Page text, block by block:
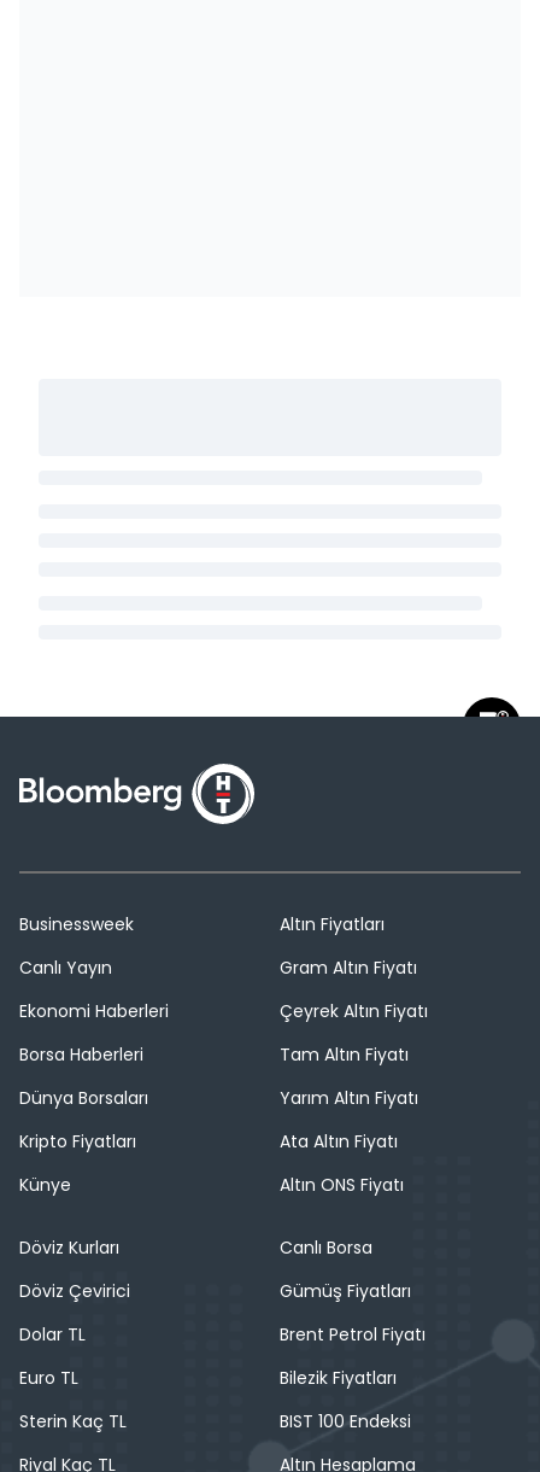
Businessweek
Canlı Yayın
Ekonomi Haberleri
Borsa Haberleri
Dünya Borsaları
Kripto Fiyatları
Künye
Altın Fiyatları
Gram Altın Fiyatı
Çeyrek Altın Fiyatı
Tam Altın Fiyatı
Yarım Altın Fiyatı
Ata Altın Fiyatı
Altın ONS Fiyatı
Döviz Kurları
Döviz Çevirici
Dolar TL
Euro TL
Sterin Kaç TL
Riyal Kaç TL
Canlı Borsa
Gümüş Fiyatları
Brent Petrol Fiyatı
Bilezik Fiyatları
BIST 100 Endeksi
Altın Hesaplama